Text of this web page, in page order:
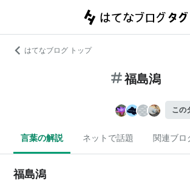
はてなブログ トップ
福島潟
この
言葉の解説 ネットで話題 関連ブロ
福島潟